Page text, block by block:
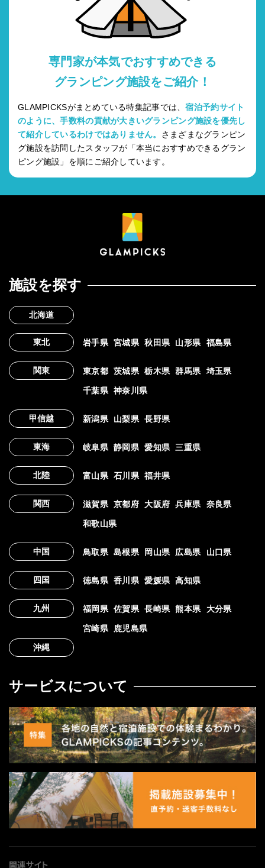
専門家が本気でおすすめできる
グランピング施設をご紹介！
GLAMPICKSがまとめている特集記事では、宿泊予約サイト
のように、手数料の貢献が大きいグランピング施設を優先し
て紹介しているわけではありません。 さまざまなグランピン
グ施設を訪問したスタッフが「本当におすすめできるグラン
ピング施設」を順にご紹介しています。
施設を探す
北海道
東北 岩手県 宮城県 秋田県 山形県 福島県
関東 東京都 茨城県 栃木県 群馬県 埼玉県
千葉県 神奈川県
甲信越 新潟県 山梨県 長野県
東海 岐阜県 静岡県 愛知県 三重県
北陸 富山県 石川県 福井県
関西 滋賀県 京都府 大阪府 兵庫県 奈良県
和歌山県
中国 鳥取県 島根県 岡山県 広島県 山口県
四国 徳島県 香川県 愛媛県 高知県
九州 福岡県 佐賀県 長崎県 熊本県 大分県
宮崎県
鹿児島県
沖縄
サービスについて
関連サイト